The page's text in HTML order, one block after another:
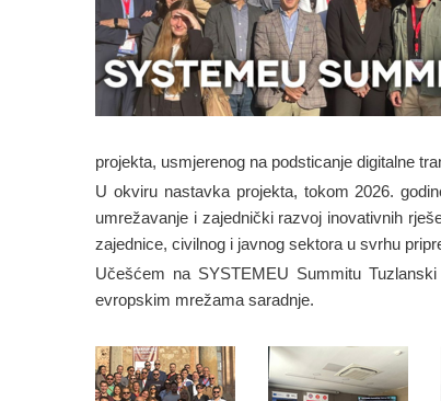
projekta, usmjerenog na podsticanje digitalne
U okviru nastavka projekta, tokom 2026.
umrežavanje i zajednički razvoj inovativnih
zajednice, civilnog i javnog sektora u svrhu
Učešćem na SYSTEMEU Summitu
evropskim mrežama saradnje.